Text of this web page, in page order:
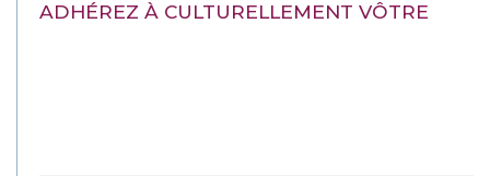
ADHÉREZ À CULTURELLEMENT VÔTRE